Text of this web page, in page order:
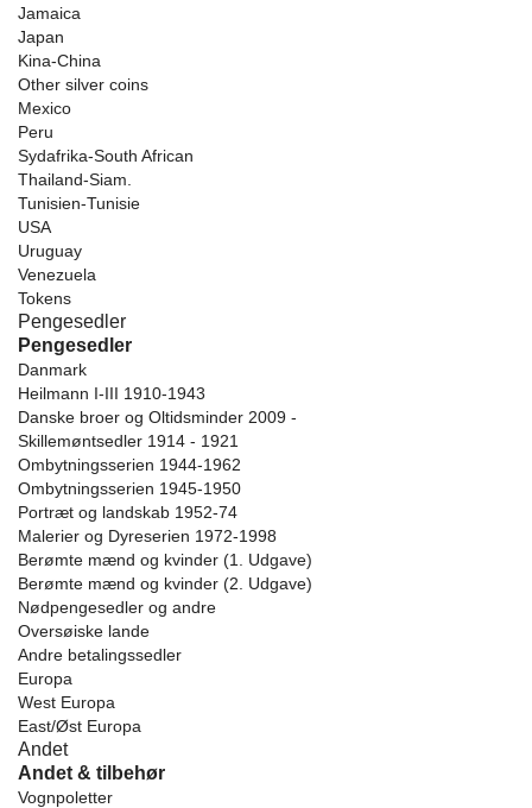
Jamaica
Japan
Kina-China
Other silver coins
Mexico
Peru
Sydafrika-South African
Thailand-Siam.
Tunisien-Tunisie
USA
Uruguay
Venezuela
Tokens
Pengesedler
Pengesedler
Danmark
Heilmann I-III 1910-1943
Danske broer og Oltidsminder 2009 -
Skillemøntsedler 1914 - 1921
Ombytningsserien 1944-1962
Ombytningsserien 1945-1950
Portræt og landskab 1952-74
Malerier og Dyreserien 1972-1998
Berømte mænd og kvinder (1. Udgave)
Berømte mænd og kvinder (2. Udgave)
Nødpengesedler og andre
Oversøiske lande
Andre betalingssedler
Europa
West Europa
East/Øst Europa
Andet
Andet & tilbehør
Vognpoletter